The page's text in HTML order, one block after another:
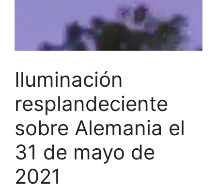
Iluminación
resplandeciente
sobre Alemania el
31 de mayo de
2021